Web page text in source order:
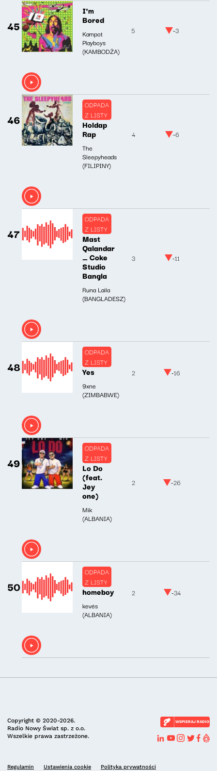
45
I'm
Bored
Kampot
Playboys
(KAMBODŻA)
5 -3
46
ODPADA
Z LISTY
Holdap
Rap
The
Sleepyheads
(FILIPINY)
4 -6
47
ODPADA
Z LISTY
Mast
Qalandar
_ Coke
Studio
Bangla
Runa Laila
(BANGLADESZ)
3 -11
48
ODPADA
Z LISTY
Yes
9xne
(ZIMBABWE)
2 -16
49
ODPADA
Z LISTY
Lo Do
(feat.
Jey
one)
Mik
(ALBANIA)
2 -26
50
ODPADA
Z LISTY
homeboy
kevés
(ALBANIA)
2 -34
Copyright © 2020-2026.
Radio Nowy Świat sp. z o.o.
Wszelkie prawa zastrzeżone.
WSPIERAJ RADIO
Regulamin Ustawienia cookie Polityka prywatności